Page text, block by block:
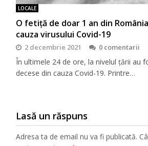
LOCALE
O fetiță de doar 1 an din
cauza virusului Covid-19
2 decembrie 2021 0 comentarii
În ultimele 24 de ore, la nivelul țării au
decese din cauza Covid-19. Printre…
Lasă un răspuns
Adresa ta de email nu va fi publicată.